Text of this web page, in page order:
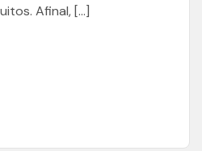
Afinal, […]